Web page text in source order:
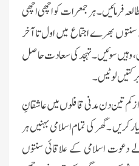
21 صفحہ نمبر 600کا مطالعہ فرمائیں۔ ہر جمعرات کو اچھی اچھی
بھرے اجتماع میں اول تا آخر
سوئیں۔ تہجد کی سعادت حاصل
لوٹیں۔
کم تین دن مدنی قافلوں میں عاشقانِ
۔ گھر کی تمام اسلامی بہنیں ہر
اسلامی کے علاقائی سنتوں